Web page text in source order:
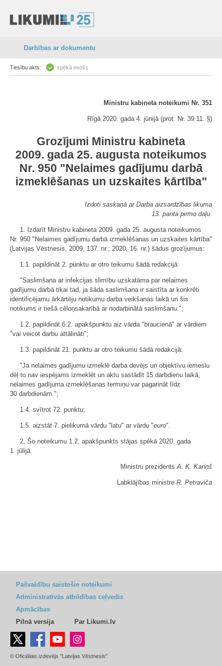
Darbības ar dokumentu
Tiesību akts: spēkā esošs
Ministru kabineta noteikumi Nr. 351
Rīgā 2020. gada 4. jūnijā (prot. Nr. 39 11. §)
Grozījumi Ministru kabineta
2009. gada 25. augusta noteikumos
Nr. 950 "Nelaimes gadījumu darbā
izmeklēšanas un uzskaites kārtība"
Izdoti saskaņā ar Darba aizsardzības likuma
13. panta pirmo daļu
1. Izdarīt Ministru kabineta 2009. gada 25. augusta noteikumos
Nr. 950 "Nelaimes gadījumu darbā izmeklēšanas un uzskaites kārtība"
(Latvijas Vēstnesis, 2009, 137. nr.; 2020, 16. nr.) šādus grozījumus:
1.1. papildināt 2. punktu ar otro teikumu šādā redakcijā:
"Saslimšana ar infekcijas slimību uzskatāma par nelaimes
gadījumu darbā tikai tad, ja šāda saslimšana ir saistīta ar konkrēti
identificējamu ārkārtēju notikumu darba veikšanas laikā un šis
notikums ir tiešā cēloņsakarībā ar nodarbinātā saslimšanu.";
1.2. papildināt 6.2. apakšpunktu aiz vārda "braucienā" ar vārdiem
"vai veicot darbu attālināti";
1.3. papildināt 21. punktu ar otro teikumu šādā redakcijā:
"Ja nelaimes gadījumu izmeklē darba devējs un objektīvu iemeslu
dēļ to nav iespējams izmeklēt un aktu sastādīt 15 darbdienu laikā,
nelaimes gadījuma izmeklēšanas termiņu var pagarināt līdz
30 darbdienām.";
1.4. svītrot 72. punktu;
1.5. aizstāt 7. pielikumā vārdu "latu" ar vārdu "euro".
2. Šo noteikumu 1.2. apakšpunkts stājas spēkā 2020. gada
1. jūlijā.
Ministru prezidentsA. K. Kariņš
Labklājības ministre R. Petraviča
Pašvaldību saistošie noteikumi
Administratīvās atbildības ceļvedis
Apmācības
Pilnā versija
Par Likumi.lv
© Oficiālais izdevējs "Latvijas Vēstnesis"